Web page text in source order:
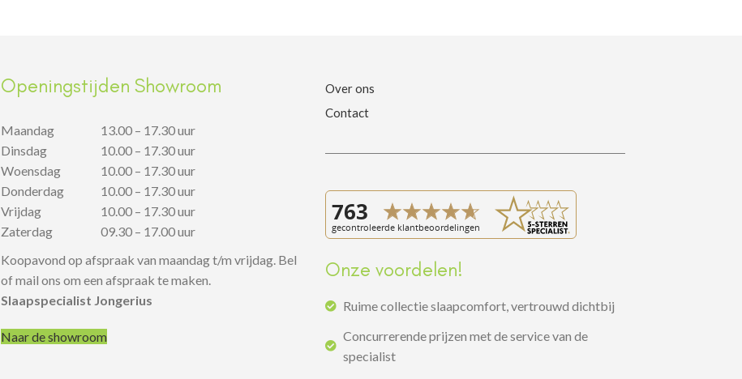
Openingstijden Showroom
Maandag
Dinsdag
Woensdag
Donderdag
Vrijdag
Zaterdag
13.00 – 17.30 uur
10.00 – 17.30 uur
10.00 – 17.30 uur
10.00 – 17.30 uur
10.00 – 17.30 uur
09.30 – 17.00 uur
Koopavond op afspraak van maandag t/m vrijdag. Bel
of mail ons om een afspraak te maken.
Slaapspecialist Jongerius
Naar de showroom
Over ons
Contact
Onze voordelen!
Ruime collectie slaapcomfort, vertrouwd dichtbij
Concurrerende prijzen met de service van de
specialist